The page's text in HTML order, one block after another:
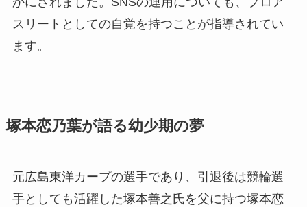
スリートとしての自覚を持つことが指導されてい
ます。
塚本恋乃葉が語る幼少期の夢
元広島東洋カープの選手であり、引退後は競輪選
手としても活躍した塚本善之氏を父に持つ塚本恋